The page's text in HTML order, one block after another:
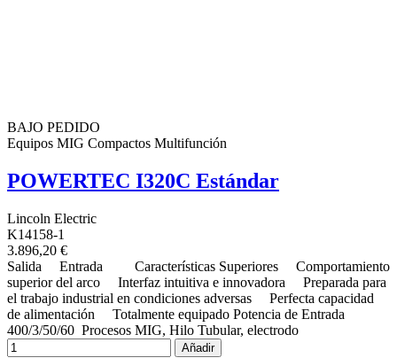
BAJO PEDIDO
Equipos MIG Compactos Multifunción
POWERTEC I320C Estándar
Lincoln Electric
K14158-1
3.896,20 €
Salida Entrada Características Superiores Comportamiento
superior del arco Interfaz intuitiva e innovadora Preparada para
el trabajo industrial en condiciones adversas Perfecta capacidad
de alimentación Totalmente equipado Potencia de Entrada
400/3/50/60 Procesos MIG, Hilo Tubular, electrodo
Añadir